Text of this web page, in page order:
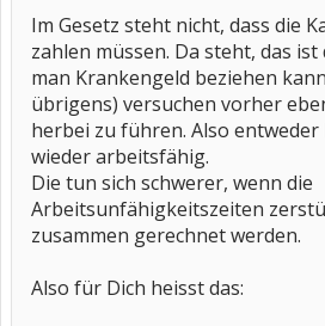
Im Gesetz steht nicht, dass die
zahlen müssen. Da steht, das
man Krankengeld beziehen
übrigens) versuchen vorher
herbei zu führen. Also entweder
wieder arbeitsfähig.
Die tun sich schwerer, wenn die
Arbeitsunfähigkeitszeiten
zusammen gerechnet werden.
Also für Dich heisst das: